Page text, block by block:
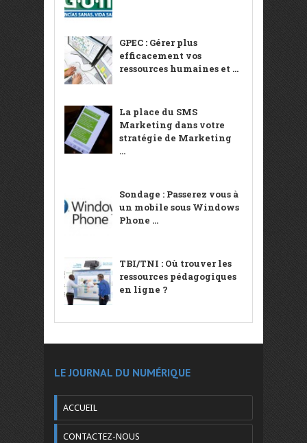
GPEC : Gérer plus
efficacement vos
ressources humaines et ...
La place du SMS
Marketing dans votre
stratégie de Marketing
...
Sondage : Passerez vous à
un mobile sous Windows
Phone ...
TBI/TNI : Où trouver les
ressources pédagogiques
en ligne ?
LE JOURNAL DU NUMÉRIQUE
ACCUEIL
CONTACTEZ-NOUS